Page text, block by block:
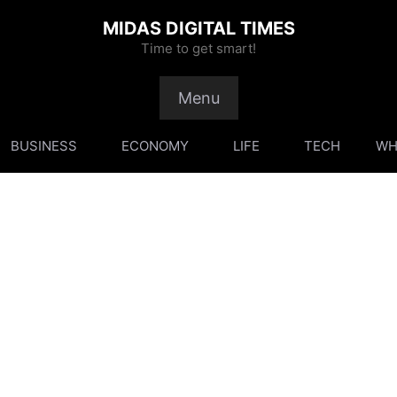
MIDAS DIGITAL TIMES
Time to get smart!
Menu
BUSINESS ECONOMY LIFE TECH